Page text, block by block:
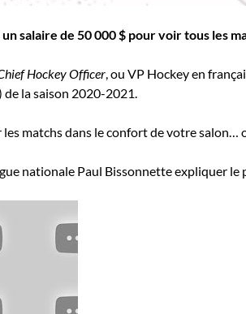
salaire de 50 000 $ pour voir tous les
Hockey Officer, ou VP Hockey en
de la saison 2020-2021.
les matchs dans le confort de votre salon…
nationale Paul Bissonnette expliquer le